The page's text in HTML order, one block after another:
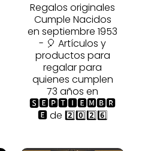
Regalos originales
Cumple Nacidos
en septiembre 1953
- 🎈 Artículos y
productos para
regalar para
quienes cumplen
73 años en
🆂🅴🅿🆃🅸🅴🅼🅱🆁
🅴 de 2️⃣0️⃣2️⃣6️⃣